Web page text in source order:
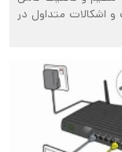
و اشکالات متداول در